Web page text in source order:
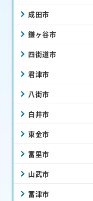
成田市
鎌ヶ谷市
四街道市
君津市
八街市
白井市
東金市
富里市
山武市
富津市